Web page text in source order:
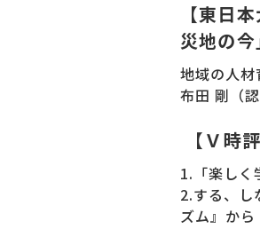
【東日
災地の今
地域の人材
布田 剛（
【Ｖ時評
1.「楽しく
2.する、し
ズム』から